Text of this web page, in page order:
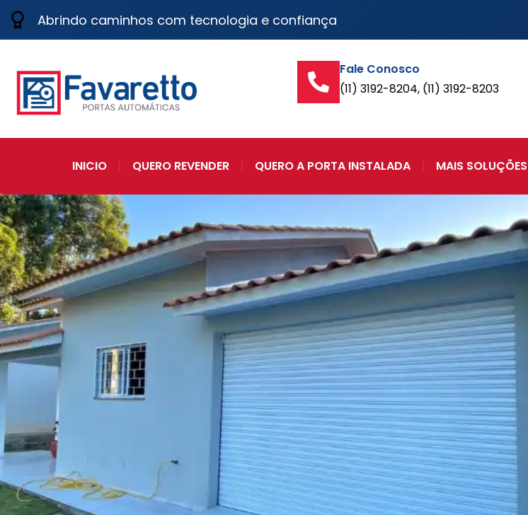
Abrindo caminhos com tecnologia e confiança
Fale Conosco
(11) 3192-8204, (11) 3192-8203
INICIO QUERO REVENDER QUERO A PORTA INSTALADA MAIS SOLUÇÕES